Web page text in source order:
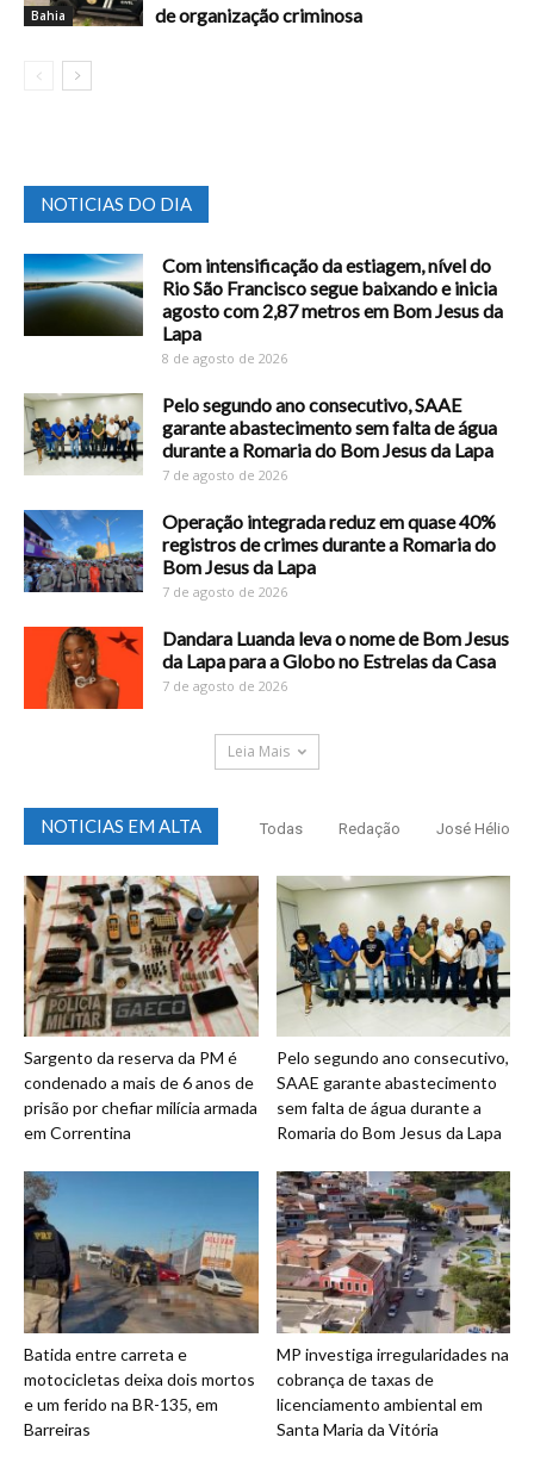
Bahia de organização criminosa
NOTICIAS DO DIA
Com intensificação da estiagem, nível do
Rio São Francisco segue baixando e inicia
agosto com 2,87 metros em Bom Jesus da
Lapa
8 de agosto de 2026
Pelo segundo ano consecutivo, SAAE
garante abastecimento sem falta de água
durante a Romaria do Bom Jesus da Lapa
7 de agosto de 2026
Operação integrada reduz em quase 40%
registros de crimes durante a Romaria do
Bom Jesus da Lapa
7 de agosto de 2026
Dandara Luanda leva o nome de Bom Jesus
da Lapa para a Globo no Estrelas da Casa
7 de agosto de 2026
Leia Mais
NOTICIAS EM ALTA Todas Redação José Hélio
Sargento da reserva da PM é
condenado a mais de 6 anos de
prisão por chefiar milícia armada
em Correntina
Pelo segundo ano consecutivo,
SAAE garante abastecimento
sem falta de água durante a
Romaria do Bom Jesus da Lapa
Batida entre carreta e
motocicletas deixa dois mortos
e um ferido na BR-135, em
Barreiras
MP investiga irregularidades na
cobrança de taxas de
licenciamento ambiental em
Santa Maria da Vitória